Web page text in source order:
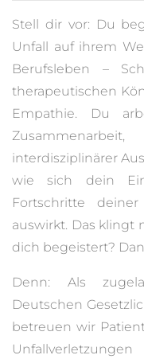
Stell dir vor: Du
Unfall auf ihrem
Berufsleben –
therapeutischen
Empathie. Du
interdisziplinärer
wie sich dein
Fortschritte
auswirkt. Das klingt
dich begeistert?
Denn: Als
Deutschen
betreuen wir